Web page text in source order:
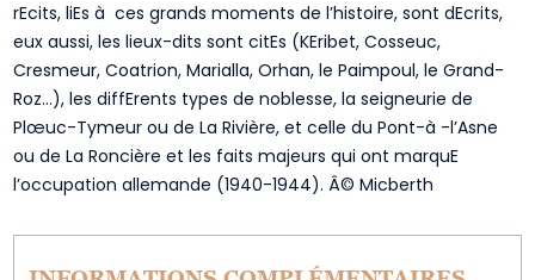
rEcits, liEs à ces grands moments de l’histoire, sont dEcrits,
eux aussi, les lieux-dits sont citEs (KEribet, Cosseuc,
Cresmeur, Coatrion, Marialla, Orhan, le Paimpoul, le Grand-
Roz…), les diffErents types de noblesse, la seigneurie de
Plœuc-Tymeur ou de La Rivière, et celle du Pont-à -l’Asne
ou de La Roncière et les faits majeurs qui ont marquE
l’occupation allemande (1940-1944). Â© Micberth